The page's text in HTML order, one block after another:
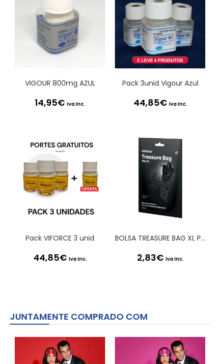
VIGOUR 800mg AZUL
14,95€ Iva Inc.
Pack 3unid Vigour Azul
44,85€ Iva Inc.
Pack VIFORCE 3 unid
44,85€ Iva Inc.
BOLSA TREASURE BAG XL PRETA SATISFYER
2,83€ Iva Inc.
JUNTAMENTE COMPRADO COM